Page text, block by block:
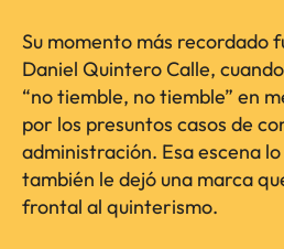
Su momento más recordado
Daniel Quintero Calle,
“no tiemble, no tiemble” en
por los presuntos casos de
administración. Esa escena
también le dejó una marca
frontal al quinterismo.